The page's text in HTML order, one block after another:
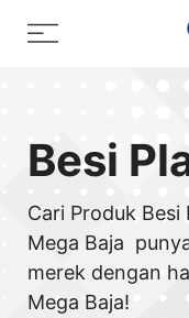
Menu
Besi
Cari Produk Besi
Mega Baja
merek dengan
Mega Baja!